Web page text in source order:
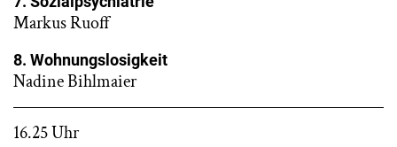
Markus Ruoff
8. Wohnungslosigkeit
Nadine Bihlmaier
16.25 Uhr